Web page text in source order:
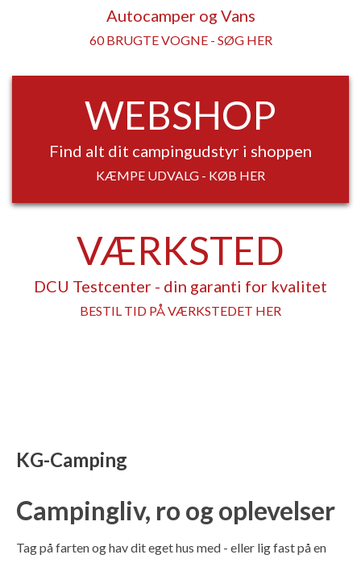
Autocamper og Vans
60 BRUGTE VOGNE - SØG HER
WEBSHOP
Find alt dit campingudstyr i shoppen
KÆMPE UDVALG - KØB HER
VÆRKSTED
DCU Testcenter - din garanti for kvalitet
BESTIL TID PÅ VÆRKSTEDET HER
KG-Camping
Campingliv, ro og oplevelser
Tag på farten og hav dit eget hus med - eller lig fast på en